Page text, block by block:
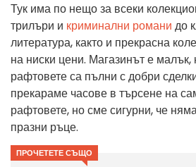
Тук има по нещо за всеки
трилъри и криминални романи до
литература, както и прекрасна
на ниски цени. Магазинът е
рафтовете са пълни с добри
прекараме часове в търсене на
рафтовете, но сме сигурни, че
празни ръце.
ПРОЧЕТЕТЕ СЪЩО